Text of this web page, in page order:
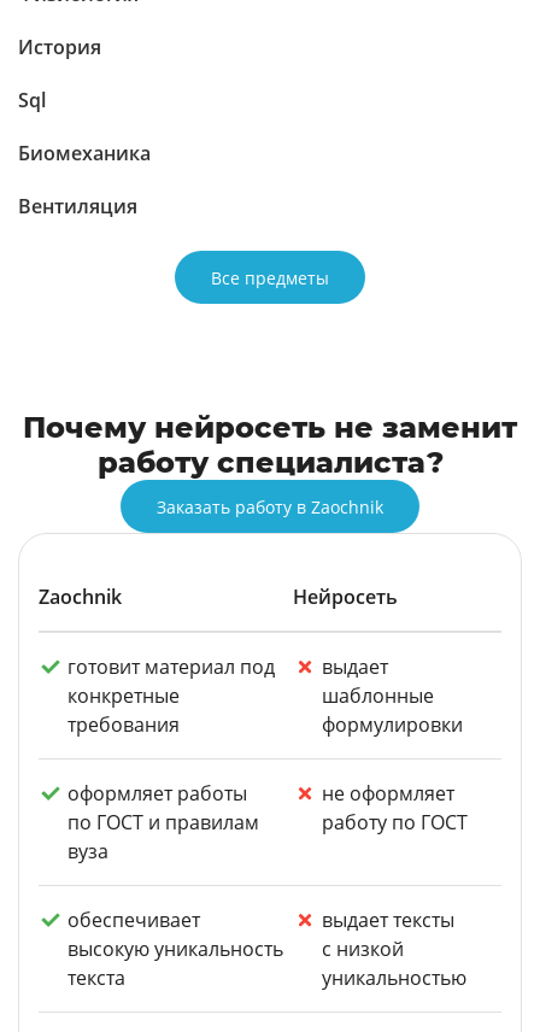
История
Sql
Биомеханика
Вентиляция
Все предметы
Почему нейросеть не заменит
работу специалиста?
Заказать работу в Zaochnik
Zaochnik Нейросеть
готовит материал под
конкретные
требования
выдает
шаблонные
формулировки
оформляет работы
по ГОСТ и правилам
вуза
не оформляет
работу по ГОСТ
обеспечивает
высокую уникальность
текста
выдает тексты
с низкой
уникальностью